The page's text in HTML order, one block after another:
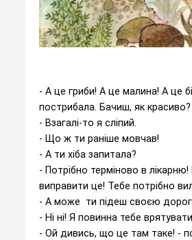
- А це гриби! А це малина! А це
пострибала. Бачиш, як красиво?
- Взагалі-то я сліпий.
- Що ж ти раніше мовчав!
- А ти хіба запитала?
- Потрібно терміново в лікарню!
виправити це! Тебе потрібно
- А може ти підеш своєю
- Ні ні! Я повинна тебе
- Ой дивись, що це там таке! -